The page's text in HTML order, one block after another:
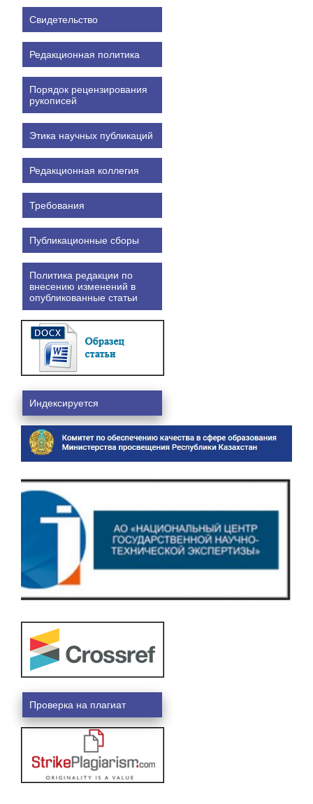
Свидетельство
Редакционная политика
Порядок рецензирования
рукописей
Этика научных публикаций
Редакционная коллегия
Требования
Публикационные сборы
Политика редакции по
внесению изменений в
опубликованные статьи
Индексируется
Проверка на плагиат